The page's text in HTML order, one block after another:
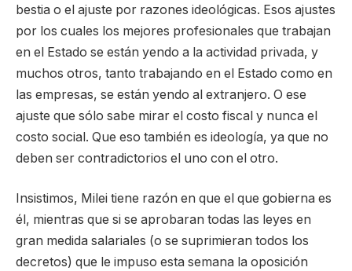
bestia o el ajuste por razones ideológicas. Esos ajustes
por los cuales los mejores profesionales que trabajan
en el Estado se están yendo a la actividad privada, y
muchos otros, tanto trabajando en el Estado como en
las empresas, se están yendo al extranjero. O ese
ajuste que sólo sabe mirar el costo fiscal y nunca el
costo social. Que eso también es ideología, ya que no
deben ser contradictorios el uno con el otro.
Insistimos, Milei tiene razón en que el que gobierna es
él, mientras que si se aprobaran todas las leyes en
gran medida salariales (o se suprimieran todos los
decretos) que le impuso esta semana la oposición